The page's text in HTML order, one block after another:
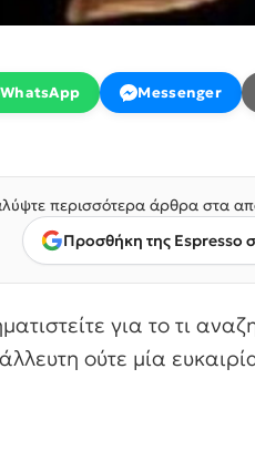
WhatsApp Messenger
περισσότερα άρθρα στα
Προσθήκη της Espresso
για το τι
ούτε μία